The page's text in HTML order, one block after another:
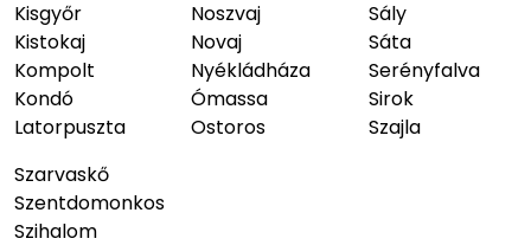
Kisgyőr
Kistokaj
Kompolt
Kondó
Latorpuszta
Noszvaj
Novaj
Nyékládháza
Ómassa
Ostoros
Sály
Sáta
Serényfalva
Sirok
Szajla
Szarvaskő
Szentdomonkos
Szihalom